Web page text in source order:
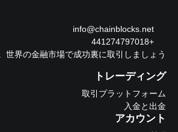
info@chainblocks.net
+441274797018
世界の金融市場で成功裏に取引しましょう。
トレーディング
取引プラットフォーム
入金と出金
アカウント